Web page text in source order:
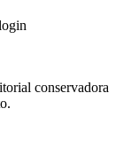
conservadora